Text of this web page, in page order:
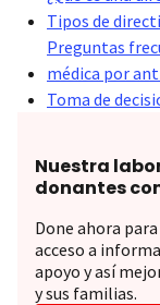
Tipos de
Preguntas
médica por
Toma de
Nuestra
donantes
Done ahora
acceso a
apoyo y así
y sus familias.